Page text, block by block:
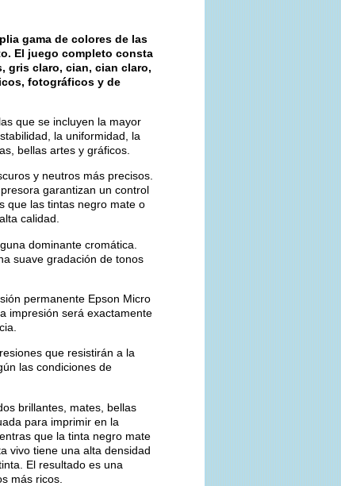
gama de colores de las
El juego completo consta
gris claro, cian, cian claro,
fotográficos y de
que se incluyen la mayor
la uniformidad, la
bellas artes y gráficos.
y neutros más precisos.
garantizan un control
que las tintas negro mate o
calidad.
dominante cromática.
suave gradación de tonos
permanente Epson Micro
impresión será exactamente
que resistirán a la
las condiciones de
brillantes, mates, bellas
para imprimir en la
que la tinta negro mate
vivo tiene una alta densidad
El resultado es una
más ricos.